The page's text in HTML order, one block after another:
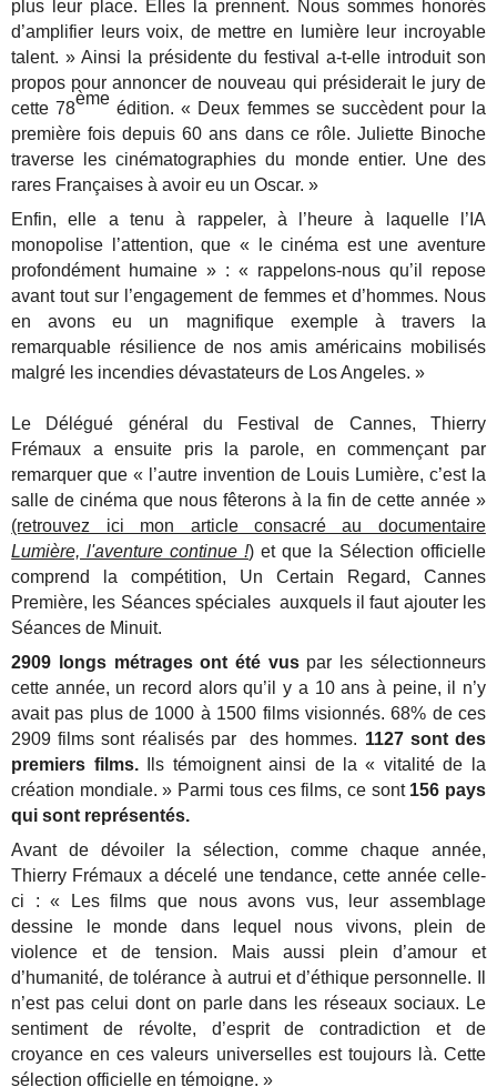
plus leur place. Elles la prennent. Nous sommes honorés
d’amplifier leurs voix, de mettre en lumière leur incroyable
talent. » Ainsi la présidente du festival a-t-elle introduit son
propos pour annoncer de nouveau qui présiderait le jury de
cette 78ème édition. « Deux femmes se succèdent pour la
première fois depuis 60 ans dans ce rôle. Juliette Binoche
traverse les cinématographies du monde entier. Une des
rares Françaises à avoir eu un Oscar. »
Enfin, elle a tenu à rappeler, à l’heure à laquelle l’IA
monopolise l’attention, que « le cinéma est une aventure
profondément humaine » : « rappelons-nous qu’il repose
avant tout sur l’engagement de femmes et d’hommes. Nous
en avons eu un magnifique exemple à travers la
remarquable résilience de nos amis américains mobilisés
malgré les incendies dévastateurs de Los Angeles. »
Le Délégué général du Festival de Cannes, Thierry
Frémaux a ensuite pris la parole, en commençant par
remarquer que « l’autre invention de Louis Lumière, c’est la
salle de cinéma que nous fêterons à la fin de cette année »
(retrouvez ici mon article consacré au documentaire
Lumière, l'aventure continue !) et que la Sélection officielle
comprend la compétition, Un Certain Regard, Cannes
Première, les Séances spéciales auxquels il faut ajouter les
Séances de Minuit.
2909 longs métrages ont été vuspar les sélectionneurs
cette année, un record alors qu’il y a 10 ans à peine, il n’y
avait pas plus de 1000 à 1500 films visionnés. 68% de ces
2909 films sont réalisés par des hommes. 1127 sont des
premiers films.
Ils témoignent ainsi de la « vitalité de la
création mondiale. » Parmi tous ces films, ce sont 156 pays
qui sont représentés.
Avant de dévoiler la sélection, comme chaque année,
Thierry Frémaux a décelé une tendance, cette année celle-
ci : « Les films que nous avons vus, leur assemblage
dessine le monde dans lequel nous vivons, plein de
violence et de tension. Mais aussi plein d’amour et
d’humanité, de tolérance à autrui et d’éthique personnelle. Il
n’est pas celui dont on parle dans les réseaux sociaux. Le
sentiment de révolte, d’esprit de contradiction et de
croyance en ces valeurs universelles est toujours là. Cette
sélection officielle en témoigne. »